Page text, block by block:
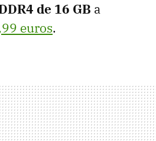
de 16 GB a
euros.